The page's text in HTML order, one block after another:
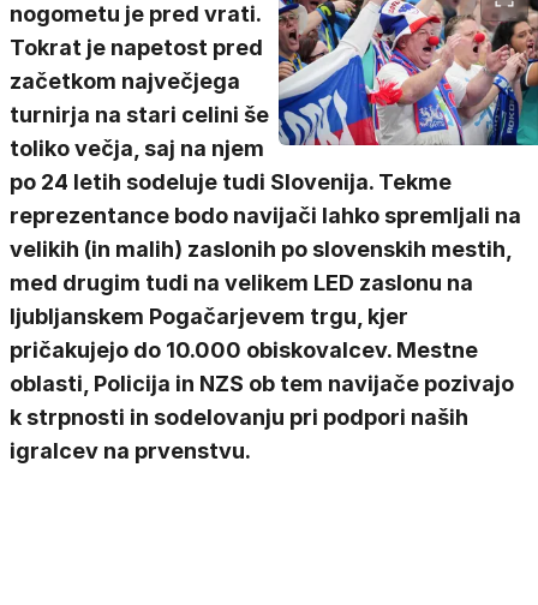
nogometu je pred vrati.
Tokrat je napetost pred
začetkom največjega
turnirja na stari celini še
toliko večja, saj na njem
po 24 letih sodeluje tudi Slovenija. Tekme
reprezentance bodo navijači lahko spremljali na
velikih (in malih) zaslonih po slovenskih mestih,
med drugim tudi na velikem LED zaslonu na
ljubljanskem Pogačarjevem trgu, kjer
pričakujejo do 10.000 obiskovalcev. Mestne
oblasti, Policija in NZS ob tem navijače pozivajo
k strpnosti in sodelovanju pri podpori naših
igralcev na prvenstvu.